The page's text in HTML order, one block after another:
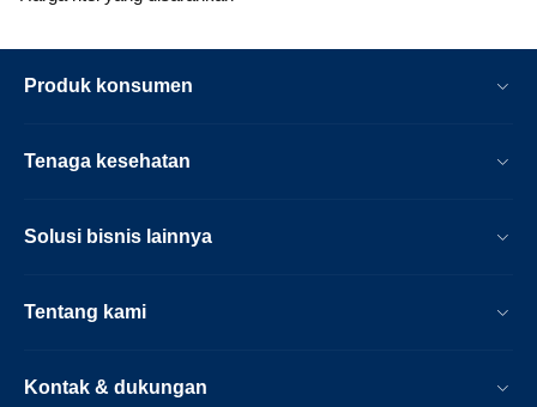
Produk konsumen
Tenaga kesehatan
Solusi bisnis lainnya
Tentang kami
Kontak & dukungan